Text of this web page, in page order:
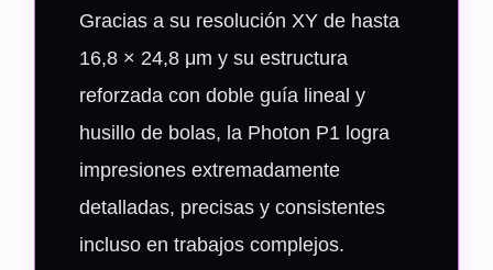
Gracias a su resolución XY de hasta
16,8 × 24,8 μm y su estructura
reforzada con doble guía lineal y
husillo de bolas, la Photon P1 logra
impresiones extremadamente
detalladas, precisas y consistentes
incluso en trabajos complejos.